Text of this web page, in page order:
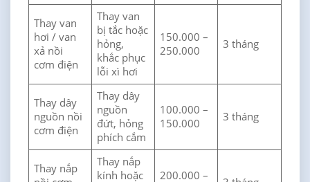
Thay van
hơi / van
xả nồi
cơm điện
Thay van
bị tắc hoặc
hỏng,
khắc phục
lỗi xì hơi
150.000 –
250.000
3 tháng
Thay dây
nguồn nồi
cơm điện
Thay dây
nguồn
đứt, hỏng
phích cắm
100.000 –
150.000
3 tháng
Thay nắp
Thay nắp
kính hoặc
200.000 –